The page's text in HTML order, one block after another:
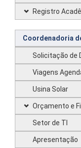
Registro
Coordenadoria
Solicitação de
Viagens
Usina Solar
Orçamento e
Setor de TI
Apresentação